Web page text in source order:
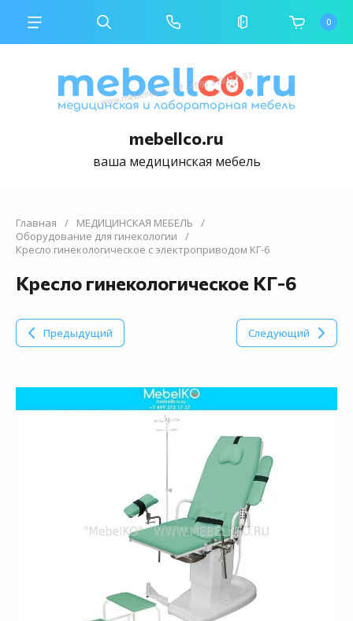
mebellco.ru
ваша медицинская мебель
0
Главная / МЕДИЦИНСКАЯ МЕБЕЛЬ
/
Оборудование для гинекологии
/
Кресло гинекологическое с электроприводом КГ-6
Кресло гинекологическое КГ-6
Предыдущий Следующий